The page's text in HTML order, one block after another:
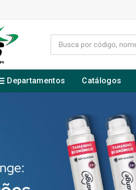
Departamentos Catálogos